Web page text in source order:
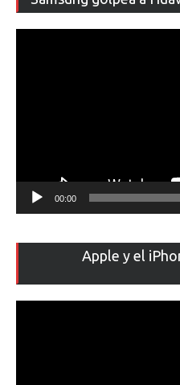
00:00
Apple y el